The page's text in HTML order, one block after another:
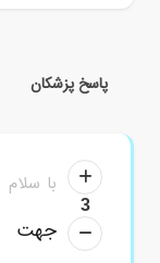
پاسخ پزشکان
3
با سلام
جهت